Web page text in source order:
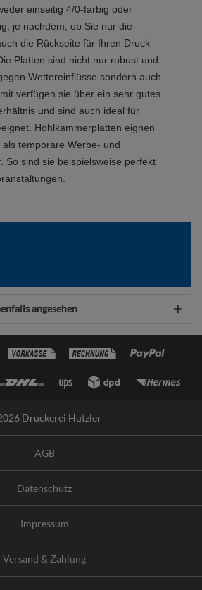
einseitig 4/0-farbig oder
je nachdem, ob Sie nur die
die Rückseite für Ihren Druck
Platten sind nicht nur robust und
Wettereinflüsse sondern auch
verfügen sie über ein sehr gutes
und sind auch ideal für
Hohlkammerplatten eignen
temporäre Werbe- und
So sind sie beispielsweise perfekt
angesehen
Druckerei Hutzler
AGB
Datenschutz
Impressum
Versand & Zahlung